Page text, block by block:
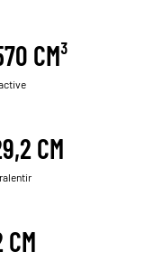
CM³
CM
CM